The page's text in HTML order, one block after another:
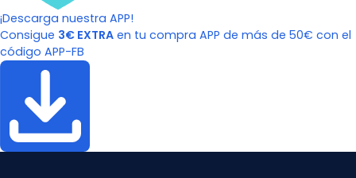
¡Descarga nuestra APP!
Consigue 3€ EXTRA en tu compra APP de más de 50€ con el
código APP-FB